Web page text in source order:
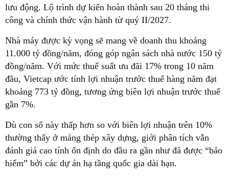
lưu động. Lộ trình dự kiến hoàn thành sau 20 tháng thi
công và chính thức vận hành từ quý II/2027.
Nhà máy được kỳ vọng sẽ mang về doanh thu khoảng
11.000 tỷ đồng/năm, đóng góp ngân sách nhà nước 150 tỷ
đồng/năm. Với mức thuế suất ưu đãi 17% trong 10 năm
đầu, Vietcap ước tính lợi nhuận trước thuế hàng năm đạt
khoảng 773 tỷ đồng, tương ứng biên lợi nhuận trước thuế
gần 7%.
Dù con số này thấp hơn so với biên lợi nhuận trên 10%
thường thấy ở mảng thép xây dựng, giới phân tích vẫn
đánh giá cao tính ổn định do đầu ra gần như đã được “bảo
hiểm” bởi các dự án hạ tầng quốc gia dài hạn.